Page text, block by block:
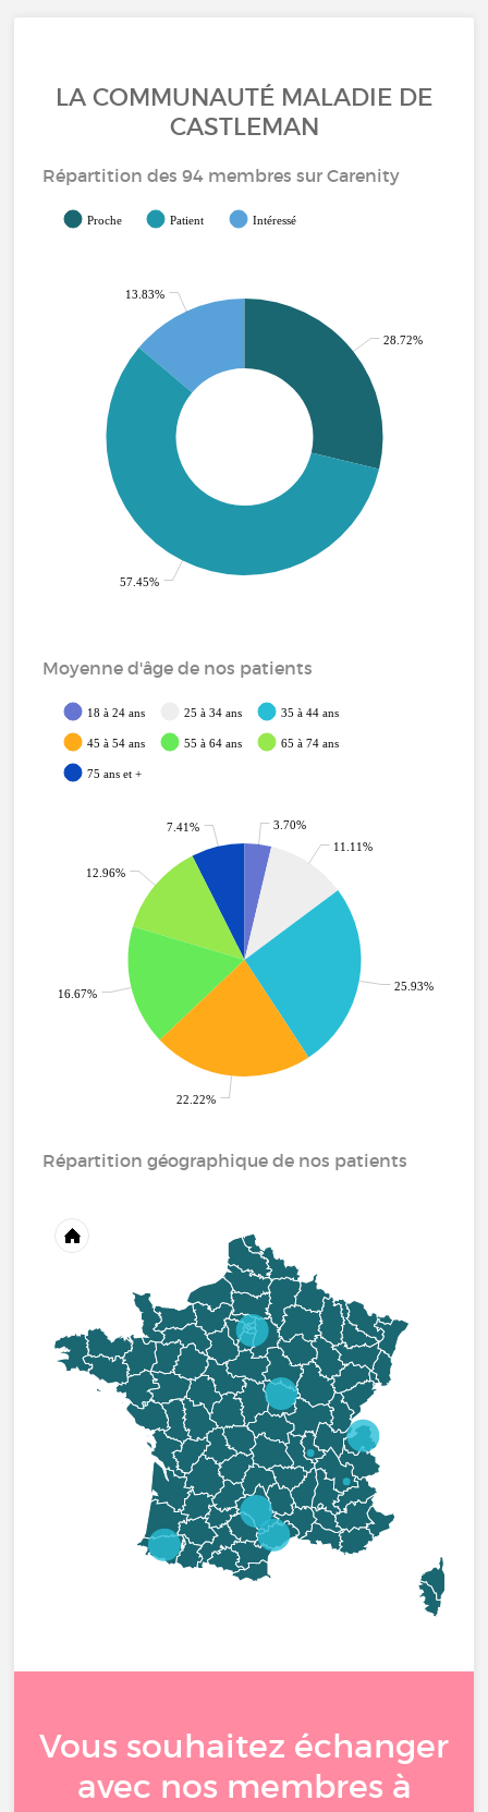
LA COMMUNAUTÉ MALADIE DE
CASTLEMAN
Répartition des 94 membres sur Carenity
Proche Patient Intéressé
28.72%
57.45%
13.83%
Moyenne d'âge de nos patients
18 à 24 ans 25 à 34 ans 35 à 44 ans
45 à 54 ans 55 à 64 ans 65 à 74 ans
75 ans et +
3.70%
11.11%
25.93%
22.22%
16.67%
12.96%
7.41%
Répartition géographique de nos patients
Vous souhaitez échanger
avec nos membres à